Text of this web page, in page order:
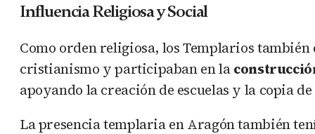
Influencia Religiosa y Social
Como orden religiosa, los Templarios
cristianismo y participaban en la
apoyando la creación de escuelas y la copia
La presencia templaria en Aragón también